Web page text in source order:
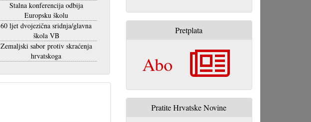
Stalna konferencija odbija
Europsku školu
60 ljet dvojezična sridnja/glavna
škola VB
Zemaljski sabor protiv skraćenja
hrvatskoga
Pretplata
Abo
Pratite Hrvatske Novine